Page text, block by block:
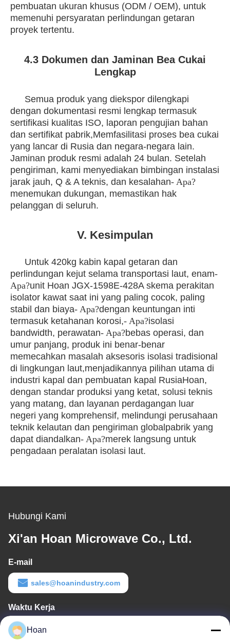
pembuatan ukuran khusus (ODM / OEM), untuk
memenuhi persyaratan perlindungan getaran
proyek tertentu.
4.3 Dokumen dan Jaminan Bea Cukai
Lengkap
Semua produk yang diekspor dilengkapi
dengan dokumentasi resmi lengkap termasuk
sertifikasi kualitas ISO, laporan pengujian bahan
dan sertifikat pabrik,Memfasilitasi proses bea cukai
yang lancar di Rusia dan negara-negara lain.
Jaminan produk resmi adalah 24 bulan. Setelah
pengiriman, kami menyediakan bimbingan instalasi
jarak jauh, Q & A teknis, dan kesalahan- Apa?
menemukan dukungan, memastikan hak
pelanggan di seluruh.
V. Kesimpulan
Untuk 420kg kabin kapal getaran dan
perlindungan kejut selama transportasi laut, enam-
Apa?unit Hoan JGX-1598E-428A skema perakitan
isolator kawat saat ini yang paling cocok, paling
stabil dan biaya- Apa?dengan keuntungan inti
termasuk ketahanan korosi,- Apa?isolasi
bandwidth, perawatan- Apa?bebas operasi, dan
umur panjang, produk ini benar-benar
memecahkan masalah aksesoris isolasi tradisional
di lingkungan laut,menjadikannya pilihan utama di
industri kapal dan pembuatan kapal RusiaHoan,
dengan standar produksi yang ketat, solusi teknis
yang matang, dan layanan perdagangan luar
negeri yang komprehensif, melindungi perusahaan
teknik kelautan dan pengiriman global pabrik yang
dapat diandalkan- Apa?merek langsung untuk
pengadaan peralatan isolasi laut.
Hubungi Kami
Xi'an Hoan Microwave Co., Ltd.
E-mail
sales@hoanindustry.com
Waktu Kerja
8:00-18:00
Hoan